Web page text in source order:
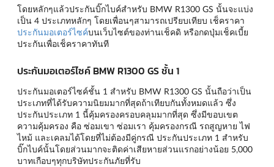
โดยหลักๆแล้วประกันบิ๊กไบค์สำหรับ BMW R1300 GS นั้นจะแบ่ง
เป็น 4 ประเภทหลักๆ โดยเพื่อนๆสามารถเปรียบเทียบ เช็คราคา
ประกันมอเตอร์ไซค์บนเว็บไซต์ของท่านเช็คดิ หรือกดปุ่มเช็คเบี้ย
ประกันเพื่อเช็คราคาทันที
ประกันมอเตอร์ไซค์ BMW R1300 GS ชั้น 1
ประกันมอเตอร์ไซค์ชั้น 1 สำหรับ BMW R1300 GS นั้นถือว่าเป็น
ประเภทที่ได้รับความนิยมมากที่สุดถ้าเทียบกันทั้งหมดแล้ว ซึ่ง
ประกันประเภท 1 นี้คุ้มครองครอบคลุมมากที่สุด ซึ่งมีขอบเขต
ความคุ้มครอง คือ ซ่อมเขา ซ่อมเรา คุ้มครองกรณี รถสูญหาย ไฟ
ไหม้ และเคลมได้โดยที่ไม่ต้องมีคู่กรณี ประกันประเภท 1 สำหรับ
บิ๊กไบค์นั้นโดยส่วนมากจะติดค่าเสียหายส่วนแรกอย่างน้อย 5,000
บาทเกือบๆทุกบริษัทประกันภัยที่รับ